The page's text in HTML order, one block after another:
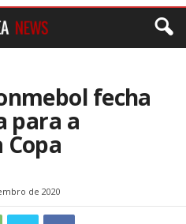
fecha
para a
de 2020